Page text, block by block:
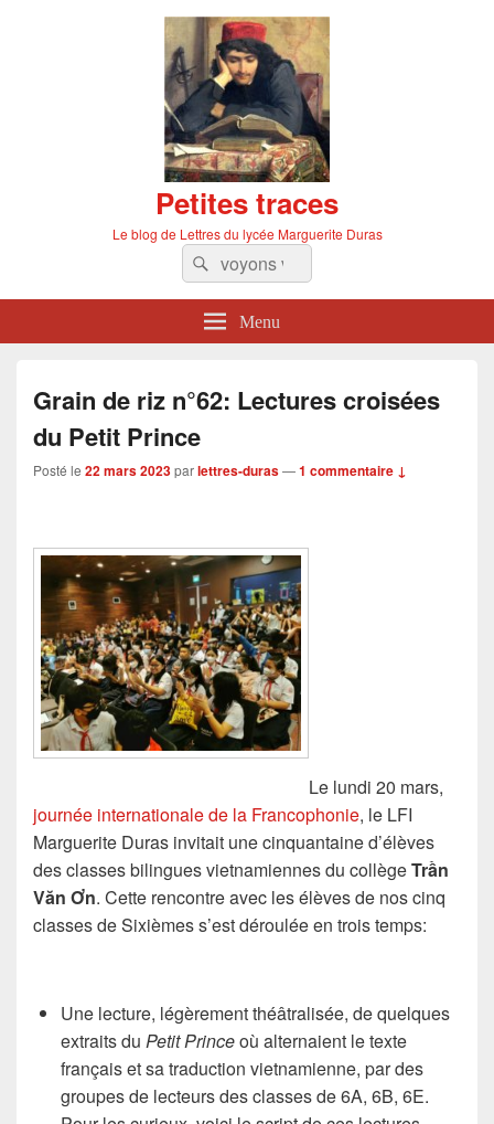
Petites traces
Le blog de Lettres du lycée Marguerite Duras
Recherche :
Rechercher
Menu
Grain de riz n°62: Lectures croisées
du Petit Prince
Posté le 22 mars 2023parlettres-duras—1 commentaire ↓
Le lundi 20 mars,
journée internationale de la Francophonie, le LFI
Marguerite Duras invitait une cinquantaine d’élèves
des classes bilingues vietnamiennes du collègeTrần
Văn Ơn. Cette rencontre avec les élèves de nos cinq
classes de Sixièmes s’est déroulée en trois temps:
Une lecture, légèrement théâtralisée, de quelques
extraits du Petit Princeoù alternaient le texte
français et sa traduction vietnamienne, par des
groupes de lecteurs des classes de 6A, 6B, 6E.